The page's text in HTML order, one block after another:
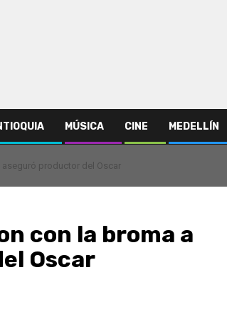
MÚSICA CINE MEDELLÍN
productor del Oscar
con la broma a
Oscar